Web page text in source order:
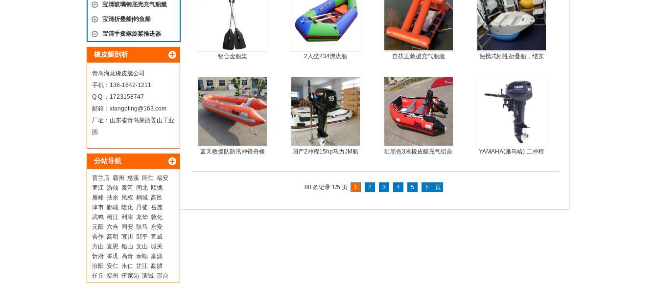
宝清玻璃钢底壳充气船艇
宝清折叠船|钓鱼船
宝清手摇螺旋桨推进器
橡皮艇剖析
青岛海龙橡皮艇公司
手机：136-1642-1211
Q Q ：1723158747
邮箱： xiangpting@163.com
厂址：山东省青岛莱西姜山工业
园
分站导航
普兰店 霸州 慈溪 同仁 福安
罗江 游仙 廛河 闸北 顺德
雁峰 扶余 民权 桐城 高邑
津市 郾城 隆化 丹徒 岳麓
武鸣 榕江 利津 龙华 敦化
元阳 六合 同安 耿马 东安
合作 高明 宜川 邹平 宣威
方山 宣恩 铅山 文山 城关
忻府 岑巩 高青 泰顺 富源
汾阳 安仁 永仁 芷江 勐腊
任丘 福州 伍家岗 滨城 邢台
铝合金船桨 2人坐234漂流船 自扶正救援充气船艇
便携式刚性折叠船，结实
蓝天救援队防汛冲锋舟橡
国产2冲程15hp马力JM船
红黑色3米橡皮艇充气铝合
YAMAHA(雅马哈) 二冲程
88 条记录 1/5 页 1 2 3 4 5 下一页